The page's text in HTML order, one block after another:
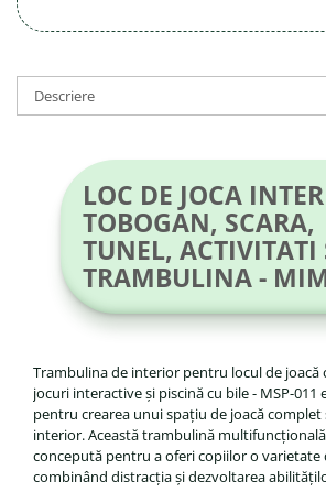
Descriere
LOC DE JOCA
TOBOGAN, SCARA,
TUNEL, ACTIVITATI
TRAMBULINA -
Trambulina de interior pentru locul de joacă
jocuri interactive și piscină cu bile - MSP-011
pentru crearea unui spațiu de joacă complet
interior. Această trambulină
concepută pentru a oferi copiilor o varietate
combinând distracția și dezvoltarea